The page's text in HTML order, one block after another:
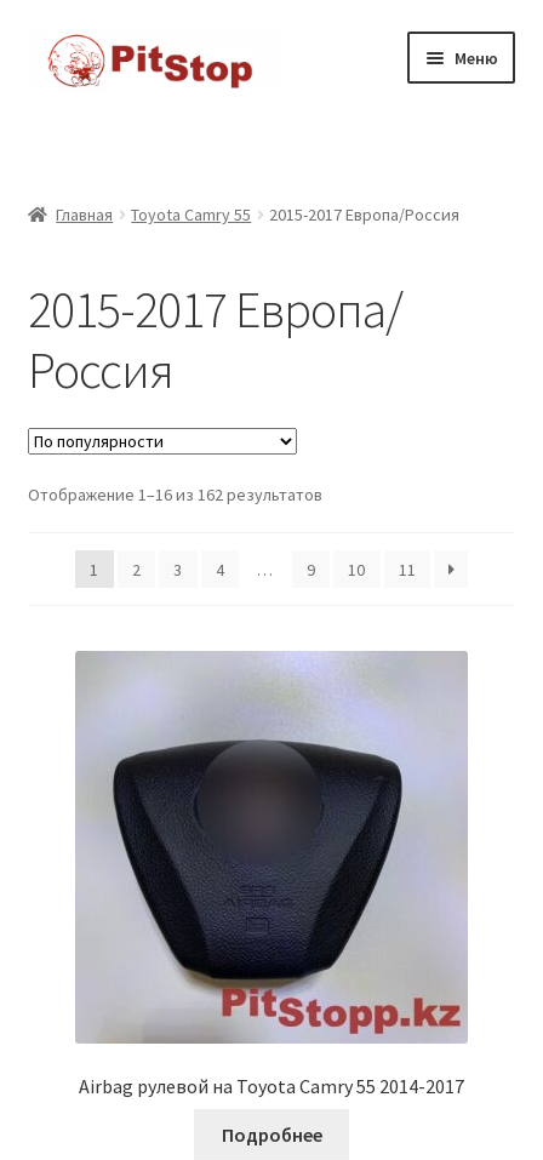
содержимому
Перейти
Перейти
Меню
Контакты
Корзина
Мой аккаунт
Оформление заказа
Условия оплаты
Главная Toyota Camry 55 2015-2017 Европа/Россия
2015-2017 Европа/
Россия
Отображение 1–16 из 162 результатов
1 2 3 4 … 9 10 11
Airbag рулевой на Toyota Camry 55 2014-2017
Подробнее